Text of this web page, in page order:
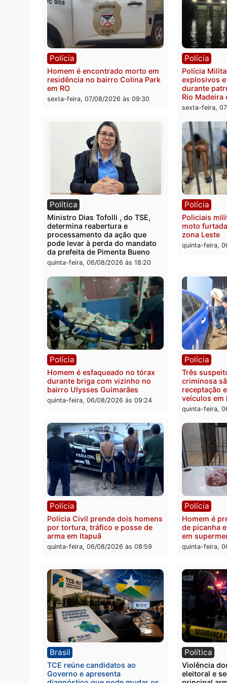
Polícia
Polícia Federal apreende 400
quilos de drogas e prende
motorista em RO
sexta-feira, 07/08/2026 às 09:40
de 72
Velho
sexta-
Polícia
Homem é encontrado morto em
residência no bairro Colina Park
em RO
sexta-feira, 07/08/2026 às 09:30
Rio
sexta-
Política
Ministro Dias Tofolli , do TSE,
determina reabertura e
processamento da ação que
pode levar à perda do mandato
da prefeita de Pimenta Bueno
Polícia
moto
zona
Polícia
Homem é esfaqueado no tórax
durante briga com vizinho no
quinta-feira, 06/08/2026 às 09:24
Três